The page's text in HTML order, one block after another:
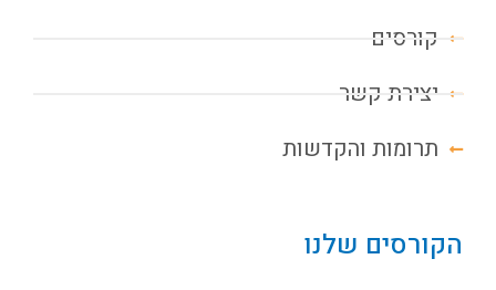
קורסים
יצירת קשר
תרומות והקדשות
הקורסים שלנו